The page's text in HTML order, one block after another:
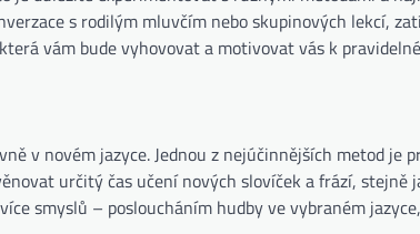
s rodilým mluvčím nebo skupinových lekcí,
vám bude vyhovovat a motivovat vás k
v novém jazyce. Jednou z nejúčinnějších metod je
určitý čas učení nových slovíček a frází, stejně
smyslů – posloucháním hudby ve vybraném